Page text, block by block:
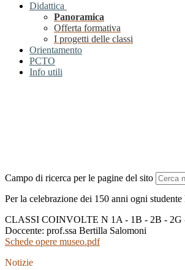
Didattica
Panoramica
Offerta formativa
I progetti delle classi
Orientamento
PCTO
Info utili
Campo di ricerca per le pagine del sito
Per la celebrazione dei 150 anni ogni
CLASSI COINVOLTE N 1A - 1B - 2B - 2G
Doccente: prof.ssa Bertilla Salomoni
Schede opere museo.pdf
Notizie